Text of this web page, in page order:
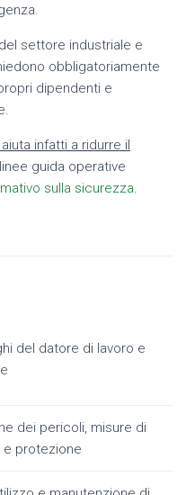
settore industriale e
obbligatoriamente
dipendenti e
infatti a ridurre il
guida operative
sulla sicurezza.
del datore di lavoro e
dei pericoli, misure di
e protezione